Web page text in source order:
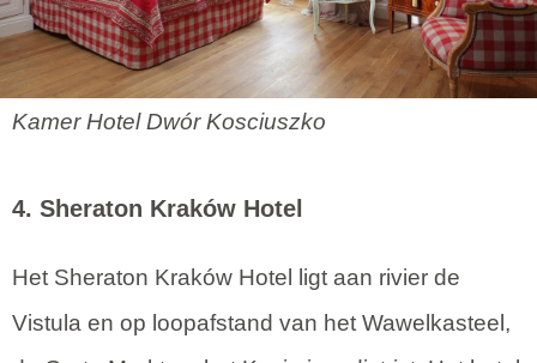
Kamer Hotel Dwór Kosciuszko
4. Sheraton Kraków Hotel
Het Sheraton Kraków Hotel ligt aan rivier de
Vistula en op loopafstand van het Wawelkasteel,